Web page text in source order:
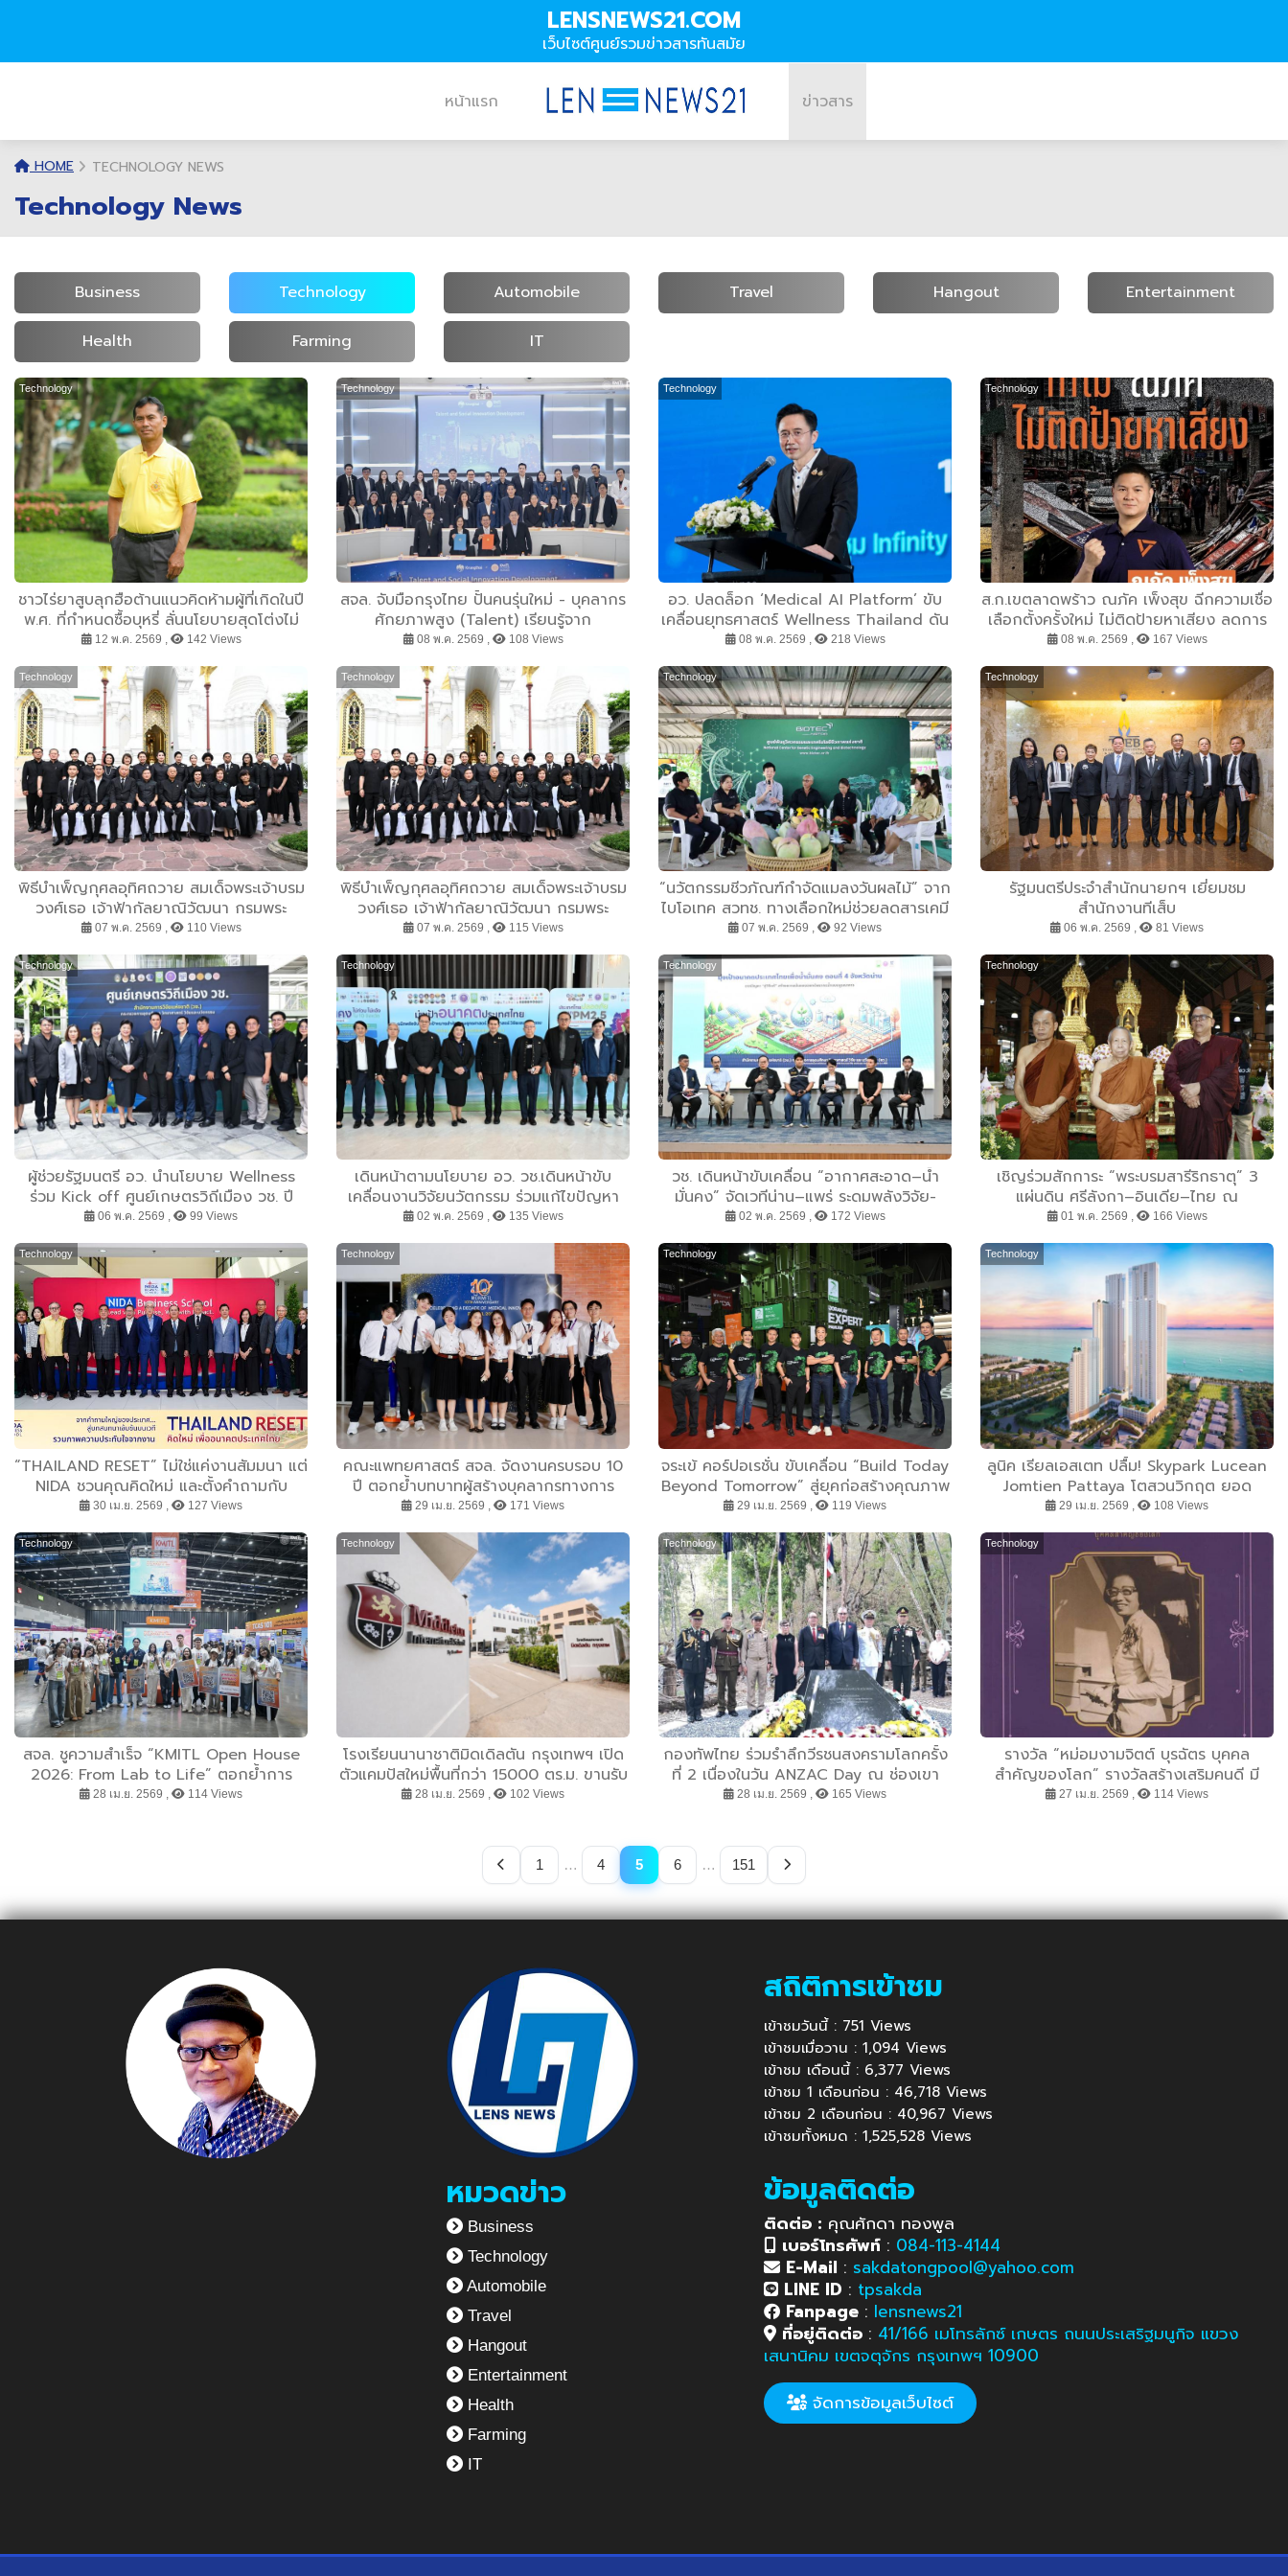
LENSNEWS21.COM
เว็บไซต์ศูนย์รวมข่าวสารทันสมัย
หน้าแรก ข่าวสาร
HOME TECHNOLOGY NEWS
Technology News
Business Technology Automobile Travel Hangout Entertainment
Health Farming IT
Technology
ชาวไร่ยาสูบลุกฮือต้านแนวคิดห้ามผู้ที่เกิดในปี
พ.ศ. ที่กำหนดซื้อบุหรี่ ลั่นนโยบายสุดโต่งไม่
ช่วยลดจำนวนผู้สูบบุหรี่
12 พ.ค. 2569 , 142 Views
Technology
สจล. จับมือกรุงไทย ปั้นคนรุ่นใหม่ - บุคลากร
ศักยภาพสูง (Talent) เรียนรู้จาก
ประสบการณ์จริง ก้าวทันโลกดิจิทัล
08 พ.ค. 2569 , 108 Views
Technology
อว. ปลดล็อก ‘Medical AI Platform’ ขับ
เคลื่อนยุทธศาสตร์ Wellness Thailand ดัน
นวัตกรรมสุขภาพ ช่วยตรวจเจอโรคร้ายได้ไว
ขึ้น จาก AI ฝีมือคนไทย
08 พ.ค. 2569 , 218 Views
Technology
ส.ก.เขตลาดพร้าว ณภัค เพ็งสุข ฉีกความเชื่อ
เลือกตั้งครั้งใหม่ ไม่ติดป้ายหาเสียง ลดการ
กีดขวางทางเท้า การบดบังวิสัยทัศน์ การ
จราจรของประชาชน
08 พ.ค. 2569 , 167 Views
Technology
พิธีบำเพ็ญกุศลอุทิศถวาย สมเด็จพระเจ้าบรม
วงศ์เธอ เจ้าฟ้ากัลยาณิวัฒนา กรมพระ
นราธิวาสราชนครินทร์ บดินทรเชษฐภคินี
บุคคลสำคัญของโลก
07 พ.ค. 2569 , 110 Views
Technology
พิธีบำเพ็ญกุศลอุทิศถวาย สมเด็จพระเจ้าบรม
วงศ์เธอ เจ้าฟ้ากัลยาณิวัฒนา กรมพระ
นราธิวาสราชนครินทร์ บดินทรเชษฐภคินี
บุคคลสำคัญของโลก
07 พ.ค. 2569 , 115 Views
Technology
“นวัตกรรมชีวภัณฑ์กำจัดแมลงวันผลไม้” จาก
ไบโอเทค สวทช. ทางเลือกใหม่ช่วยลดสารเคมี
และเพิ่มมูลค่าผลผลิตไทย
07 พ.ค. 2569 , 92 Views
Technology
รัฐมนตรีประจำสำนักนายกฯ เยี่ยมชม
สำนักงานทีเส็บ
06 พ.ค. 2569 , 81 Views
Technology
ผู้ช่วยรัฐมนตรี อว. นำนโยบาย Wellness
ร่วม Kick off ศูนย์เกษตรวิถีเมือง วช. ปี
69-70 สู่ความมั่นคงด้านอาหารของประเทศ
06 พ.ค. 2569 , 99 Views
Technology
เดินหน้าตามนโยบาย อว. วช.เดินหน้าขับ
เคลื่อนงานวิจัยนวัตกรรม ร่วมแก้ไขปัญหา
และสร้างความยั่งยืน จ.น่าน และจ.แพร่ สู่
“อากาศสะอาด น้ำมั่นคง”
02 พ.ค. 2569 , 135 Views
Technology
วช. เดินหน้าขับเคลื่อน “อากาศสะอาด–น้ำ
มั่นคง” จัดเวทีน่าน–แพร่ ระดมพลังวิจัย-
ชุมชน แก้ PM2.5 และบริหารจัดการน้ำอย่าง
ยั่งยืน
02 พ.ค. 2569 , 172 Views
Technology
เชิญร่วมสักการะ “พระบรมสารีริกธาตุ” 3
แผ่นดิน ศรีลังกา–อินเดีย–ไทย ณ
สำนักสงฆ์ป่าเทสก์รังสี มหาวีโร คลอง 15 ตั้ง
อยู่ที่ ต.คลองใหญ่ อ.องครักษ์ จ.นครนายก
01 พ.ค. 2569 , 166 Views
Technology
“THAILAND RESET” ไม่ใช่แค่งานสัมมนา แต่
NIDA ชวนคุณคิดใหม่ และตั้งคำถามกับ
อนาคตประเทศไทยไปพร้อมกัน
30 เม.ย. 2569 , 127 Views
Technology
คณะแพทยศาสตร์ สจล. จัดงานครบรอบ 10
ปี ตอกย้ำบทบาทผู้สร้างบุคลากรทางการ
แพทย์ที่มีคุณภาพ และนวัตกรรมใน
29 เม.ย. 2569 , 171 Views
Technology
จระเข้ คอร์ปอเรชั่น ขับเคลื่อน “Build Today
Beyond Tomorrow” สู่ยุคก่อสร้างคุณภาพ
คุ้มค่า–ยั่งยืน ย้ำภาพ “JORAKAY EXPERT”
ครบวงจร ในงานสถาปนิก’69
29 เม.ย. 2569 , 119 Views
Technology
ลูนิค เรียลเอสเตท ปลื้ม! Skypark Lucean
Jomtien Pattaya โตสวนวิกฤต ยอด
Q1/69 ทะลุเป้า 158% โกยแล้วกว่า 40%
”สินทรัพย์สร้างรายได้” ท่ามกลางความไม่
แน่นอน ส่งแคมเปญพิเศษเสริมสภาพคล่องให้
ผู้ซื้อรับมือภาวะเศรษฐกิจผันผวน
29 เม.ย. 2569 , 108 Views
Technology
สจล. ชูความสำเร็จ “KMITL Open House
2026: From Lab to Life” ตอกย้ำการ
เรียนรู้สู่โลกจริง
28 เม.ย. 2569 , 114 Views
Technology
โรงเรียนนานาชาติมิดเดิลตัน กรุงเทพฯ เปิด
ตัวแคมปัสใหม่พื้นที่กว่า 15000 ตร.ม. ขานรับ
การขยายตัวของตลาดการศึกษานานาชาติใน
28 เม.ย. 2569 , 102 Views
Technology
กองทัพไทย ร่วมรำลึกวีรชนสงครามโลกครั้ง
ที่ 2 เนื่องในวัน ANZAC Day ณ ช่องเขา
ขาด จังหวัดกาญจนบุรี
28 เม.ย. 2569 , 165 Views
Technology
รางวัล “หม่อมงามจิตต์ บุรฉัตร บุคคล
สำคัญของโลก” รางวัลสร้างเสริมคนดี มี
คุณธรรม ประจำปี ๒๕๖๙
27 เม.ย. 2569 , 114 Views
1 … 4 5 6 … 151
หมวดข่าว
Business
Technology
Automobile
Travel
Hangout
Entertainment
Health
Farming
IT
สถิติการเข้าชม
เข้าชมวันนี้ : 751 Views
เข้าชมเมื่อวาน : 1,094 Views
เข้าชม เดือนนี้ : 6,377 Views
เข้าชม 1 เดือนก่อน : 46,718 Views
เข้าชม 2 เดือนก่อน : 40,967 Views
เข้าชมทั้งหมด : 1,525,528 Views
ข้อมูลติดต่อ
ติดต่อ : คุณศักดา ทองพูล
เบอร์โทรศัพท์ : 084-113-4144
E-Mail : sakdatongpool@yahoo.com
LINE ID : tpsakda
Fanpage : lensnews21
ที่อยู่ติดต่อ : 41/166 เมโทรลักซ์ เกษตร ถนนประเสริฐมนูกิจ แขวง
เสนานิคม เขตจตุจักร กรุงเทพฯ 10900
จัดการข้อมูลเว็บไซต์